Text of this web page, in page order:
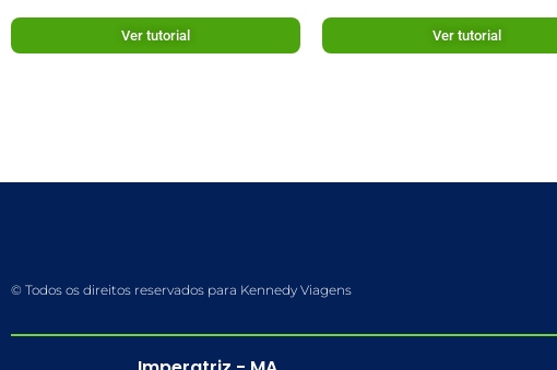
Ver tutorial Ver tutorial
© Todos os direitos reservados para Kennedy Viagens